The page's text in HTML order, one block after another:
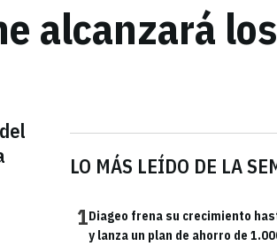
alcanzará los
LO MÁS LEÍDO DE LA
1Diageo frena su crecimiento
y lanza un plan de ahorro de